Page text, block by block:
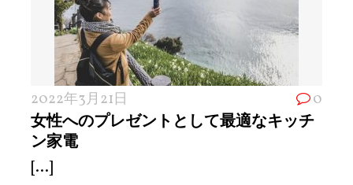
2022年3月21日 0
女性へのプレゼントとして最適なキッチ
ン家電
[...]